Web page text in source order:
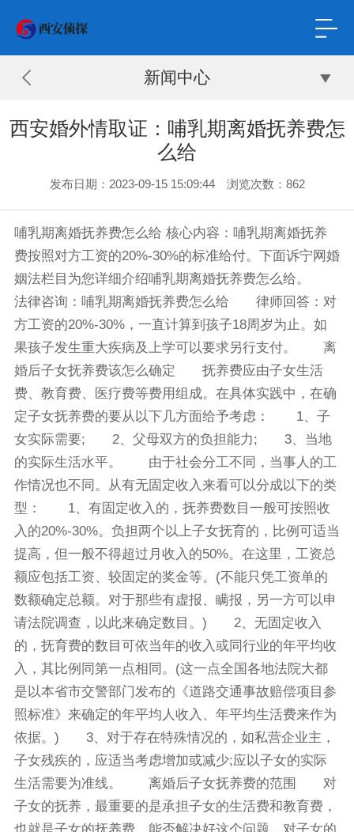
新闻中心
西安婚外情取证：哺乳期离婚抚养费怎
么给
发布日期：2023-09-15 15:09:44 浏览次数：862
哺乳期离婚抚养费怎么给 核心内容：哺乳期离婚抚养
费按照对方工资的20%-30%的标准给付。下面诉宁网婚
姻法栏目为您详细介绍哺乳期离婚抚养费怎么给。
法律咨询：哺乳期离婚抚养费怎么给 律师回答：对
方工资的20%-30%，一直计算到孩子18周岁为止。如
果孩子发生重大疾病及上学可以要求另行支付。 离
婚后子女抚养费该怎么确定 抚养费应由子女生活
费、教育费、医疗费等费用组成。在具体实践中，在确
定子女抚养费的要从以下几方面给予考虑： 1、子
女实际需要; 2、父母双方的负担能力; 3、当地
的实际生活水平。 由于社会分工不同，当事人的工
作情况也不同。从有无固定收入来看可以分成以下的类
型： 1、有固定收入的，抚养费数目一般可按照收
入的20%-30%。负担两个以上子女抚育的，比例可适当
提高，但一般不得超过月收入的50%。在这里，工资总
额应包括工资、较固定的奖金等。(不能只凭工资单的
数额确定总额。对于那些有虚报、瞒报，另一方可以申
请法院调查，以此来确定数目。) 2、无固定收入
的，抚育费的数目可依当年的收入或同行业的年平均收
入，其比例同第一点相同。(这一点全国各地法院大都
是以本省市交警部门发布的《道路交通事故赔偿项目参
照标准》来确定的年平均人收入、年平均生活费来作为
依据。) 3、对于存在特殊情况的，如私营企业主，
子女残疾的，应适当考虑增加或减少;应以子女的实际
生活需要为准线。 离婚后子女抚养费的范围 对
子女的抚养，最重要的是承担子女的生活费和教育费，